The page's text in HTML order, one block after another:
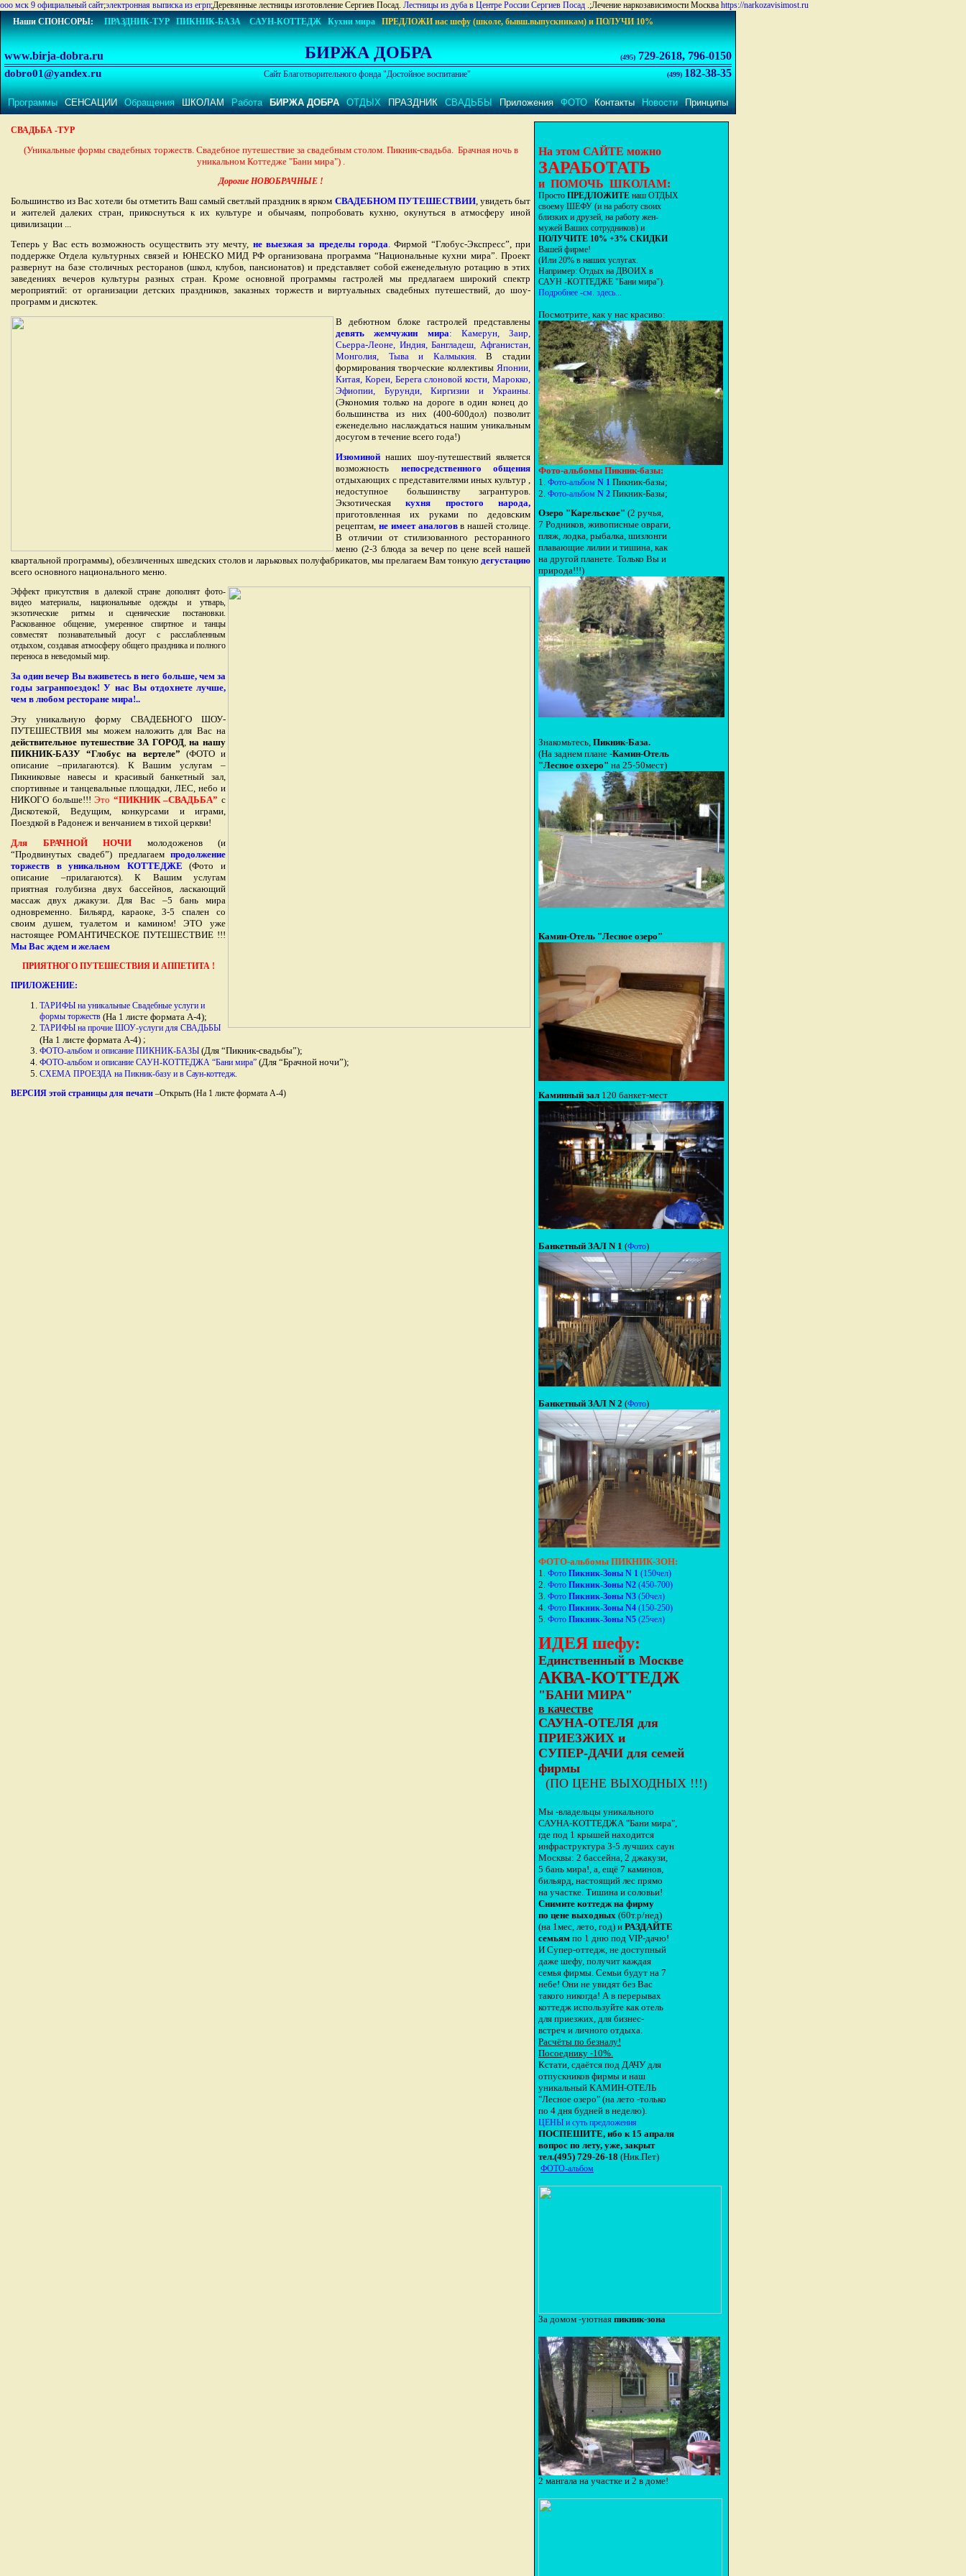
ооо мск 9 официальный сайт;электронная выписка из егрп;Деревянные лестницы изготовление Сергиев Посад. Лестницы из дуба в Центре России Сергиев Посад .;Лечение наркозависимости Москва https://narkozavisimost.ru
Наши СПОНСОРЫ:
ПРАЗДНИК-ТУР ПИКНИК-БАЗА САУН-КОТТЕДЖ Кухни мира ПРЕДЛОЖИнас шефу (школе, бывш.выпускникам) иПОЛУЧИ 10%
www.birja-dobra.ru БИРЖА ДОБРА (495) 729-2618, 796-0150
dobro01@yandex.ru Сайт Благотворительного фонда "Достойное воспитание" (499) 182-38-35
Программы СЕНСАЦИИ Обращения ШКОЛАМ Работа БИРЖА ДОБРА ОТДЫХ ПРАЗДНИК СВАДЬБЫ Приложения ФОТО Контакты Новости Принципы
СВАДЬБА -ТУР
(Уникальные формы свадебных торжеств. Свадебное путешествие за свадебным столом. Пикник-свадьба. Брачная ночь в
уникальном Коттедже "Бани мира") .
Дорогие НОВОБРАЧНЫЕ !
Большинство из Вас хотели бы отметить Ваш самый светлый праздник в ярком СВАДЕБНОМ ПУТЕШЕСТВИИ, увидеть быт
и жителей далеких стран, прикоснуться к их культуре и обычаям, попробовать кухню, окунуться в атмосферу иной
цивилизации ...
Теперь у Вас есть возможность осуществить эту мечту, не выезжая за пределы города. Фирмой “Глобус-Экспресс”, при
поддержке Отдела культурных связей и ЮНЕСКО МИД РФ организована программа “Национальные кухни мира”. Проект
развернут на базе столичных ресторанов (школ, клубов, пансионатов) и представляет собой еженедельную ротацию в этих
заведениях вечеров культуры разных стран. Кроме основной программы гастролей мы предлагаем широкий спектр
мероприятий: от организации детских праздников, заказных торжеств и виртуальных свадебных путешествий, до шоу-
программ и дискотек.
В дебютном блоке гастролей представлены
девять жемчужин мира: Камерун, Заир,
Сьерра-Леоне, Индия, Бангладеш, Афганистан,
Монголия, Тыва и Калмыкия.В стадии
формирования творческие коллективы Японии,
Китая, Кореи, Берега слоновой кости, Марокко,
Эфиопии, Бурунди, Киргизии и Украины.
(Экономия только на дороге в один конец до
большинства из них (400-600дол) позволит
еженедельно наслаждаться нашим уникальным
досугом в течение всего года!)
Изюминой наших шоу-путешествий является
возможность непосредственного общения
отдыхающих с представителями иных культур ,
недоступное большинству загрантуров.
Экзотическаякухня простого народа,
приготовленная их руками
по дедовским
рецептам, не имеет аналогов в нашей столице.
В отличии от стилизованного ресторанного
меню (2-3 блюда за вечер по цене всей нашей
квартальной программы), обезличенных шведских столов и ларьковых полуфабрикатов, мы прелагаем Вам тонкую дегустацию
всего основного национального меню.
Эффект присутствия в далекой стране дополнят фото-
видео материалы, национальные одежды и утварь,
экзотические ритмы и сценические постановки.
Раскованное общение, умеренное спиртное и танцы
совместят познавательный досуг с расслабленным
отдыхом, создавая атмосферу общего праздника и полного
переноса в неведомый мир.
За один вечер Вы вживетесь в него больше, чем за
годы загранпоездок! У нас Вы отдохнете лучше,
чем в любом ресторане мира!..
Эту уникальную форму СВАДЕБНОГО ШОУ-
ПУТЕШЕСТВИЯ мы можем наложить для Вас на
действительное путешествие ЗА ГОРОД,на нашу
ПИКНИК-БАЗУ “Глобус на вертеле” (ФОТО и
описание –прилагаются). К Вашим услугам –
Пикниковые навесы и красивый банкетный зал,
спортивные и танцевальные площадки, ЛЕС, небо и
НИКОГО больше!!!Это “ПИКНИК –СВАДЬБА” с
Дискотекой, Ведущим, конкурсами и играми,
Поездкой в Радонеж и венчанием в тихой церкви!
Для БРАЧНОЙ НОЧИ молодоженов (и
“Продвинутых свадеб”) предлагаем продолжение
торжеств в уникальном КОТТЕДЖЕ (Фото и
описание –прилагаются). К Вашим услугам
приятная голубизна двух бассейнов, ласкающий
массаж двух джакузи. Для Вас –5 бань мира
одновременно. Бильярд, караоке, 3-5 спален со
своим душем, туалетом и камином! ЭТО уже
настоящее РОМАНТИЧЕСКОЕ ПУТЕШЕСТВИЕ !!!
Мы Вас ждем и желаем
ПРИЯТНОГО ПУТЕШЕСТВИЯ И АППЕТИТА !
ПРИЛОЖЕНИЕ:
ТАРИФЫ на уникальные Свадебные услуги и
формы торжеств (На 1 листе формата А-4);
ТАРИФЫ на прочие ШОУ-услуги для СВАДЬБЫ
(На 1 листе формата А-4) ;
ФОТО-альбом и описание ПИКНИК-БАЗЫ (Для “Пикник-свадьбы”);
ФОТО-альбом и описание САУН-КОТТЕДЖА “Бани мира” (Для “Брачной ночи”);
СХЕМА ПРОЕЗДА на Пикник-базу и в Саун-коттедж.
ВЕРСИЯ этой страницы для печати –Открыть (На 1 листе формата А-4)
На этом САЙТЕ можно
ЗАРАБОТАТЬ
и ПОМОЧЬ ШКОЛАМ:
Просто ПРЕДЛОЖИТЕ наш ОТДЫХ
своему ШЕФУ (и на работу своих
близких и друзей, на работу жен-
мужей Ваших сотрудников) и
ПОЛУЧИТЕ 10% +3% СКИДКИ
Вашей фирме!
(Или 20% в наших услугах.
Например: Отдых на ДВОИХ в
САУН -КОТТЕДЖЕ "Бани мира").
Подробнее -см. здесь...
Посмотрите, как у нас красиво:
Фото-альбомы Пикник-базы:
1. Фото-альбом N 1 Пикник-базы;
2. Фото-альбом N 2 Пикник-Базы;
Озеро "Карельское" (2 ручья,
7 Родников, живописные овраги,
пляж, лодка, рыбалка, шизлонги
плавающие лилии и тишина, как
на другой планете. Только Вы и
природа!!!)
Знакомьтесь, Пикник-База.
(На заднем плане -Камин-Отель
"Лесное озхеро" на 25-50мест)
Камин-Отель "Лесное озеро"
Каминный зал 120 банкет-мест
Банкетный ЗАЛ N 1 (Фото)
Банкетный ЗАЛ N 2 (Фото)
ФОТО-альбомы ПИКНИК-ЗОН:
1. Фото Пикник-Зоны N 1 (150чел)
2. Фото Пикник-Зоны N2 (450-700)
3. Фото Пикник-Зоны N3 (50чел)
4. Фото Пикник-Зоны N4 (150-250)
5. Фото Пикник-Зоны N5 (25чел)
ИДЕЯ шефу:
Единственный в Москве
АКВА-КОТТЕДЖ
"БАНИ МИРА"
в качестве
САУНА-ОТЕЛЯ для
ПРИЕЗЖИХ и
СУПЕР-ДАЧИ для семей
фирмы
(ПО ЦЕНЕ ВЫХОДНЫХ !!!)
Мы -владельцы уникального
САУНА-КОТТЕДЖА "Бани мира",
где под 1 крышей находится
инфраструктура 3-5 лучших саун
Москвы: 2 бассейна, 2 джакузи,
5 бань мира!, а, ещё 7 каминов,
бильярд, настоящий лес прямо
на участке. Тишина и соловьи!
Снимите коттедж на фирму
по цене выходных (60т.р/нед)
(на 1мес, лето, год) и РАЗДАЙТЕ
семьям по 1 дню под VIP-дачю!
И Супер-оттедж, не доступный
даже шефу, получит каждая
семья фирмы. Семьи будут на 7
небе! Они не увидят без Вас
такого никогда! А в перерывах
коттедж используйте как отель
для приезжих, для бизнес-
встреч и личного отдыха.
Расчёты по безналу!
Посоеднику -10%.
Кстати, сдаётся под ДАЧУ для
отпускников фирмы и наш
уникальный КАМИН-ОТЕЛЬ
"Лесное озеро" (на лето -только
по 4 дня будней в неделю).
ЦЕНЫ и суть предложения
ПОСПЕШИТЕ, ибо к 15 апраля
вопрос по лету, уже, закрыт
тел.(495) 729-26-18 (Ник.Пет)
ФОТО-альбом
За домом -уютная пикник-зона
2 мангала на участке и 2 в доме!